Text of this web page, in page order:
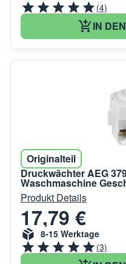
(4)
IN
Originalteil
Druckwächter AEG
Waschmaschine
Produkt Details
17,79 €
8-15 Werktage
(3)